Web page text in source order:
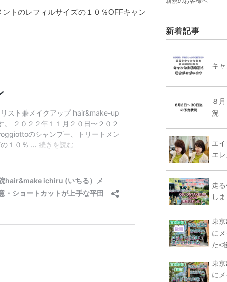
トのレフィルサイズの１０％OFFキャン
新着記事
キ
８
況
エ
エ
走
し
東
に
た<
東
に